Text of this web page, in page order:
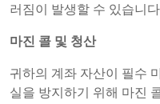
러짐이 발생할 수 있습니
마진 콜 및 청산
귀하의 계좌 자산이 필수
실을 방지하기 위해 마진